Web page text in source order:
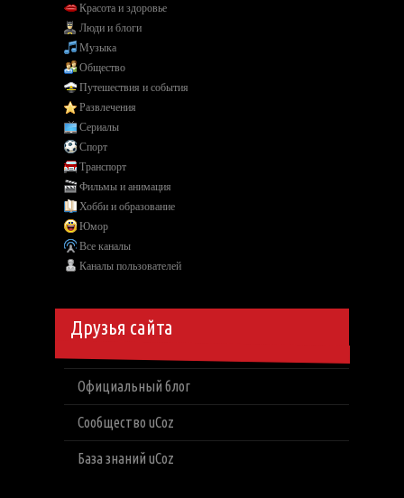
Красота и здоровье
Люди и блоги
Музыка
Общество
Путешествия и события
Развлечения
Сериалы
Спорт
Транспорт
Фильмы и анимация
Хобби и образование
Юмор
Все каналы
Каналы пользователей
Друзья сайта
Официальный блог
Сообщество uCoz
База знаний uCoz